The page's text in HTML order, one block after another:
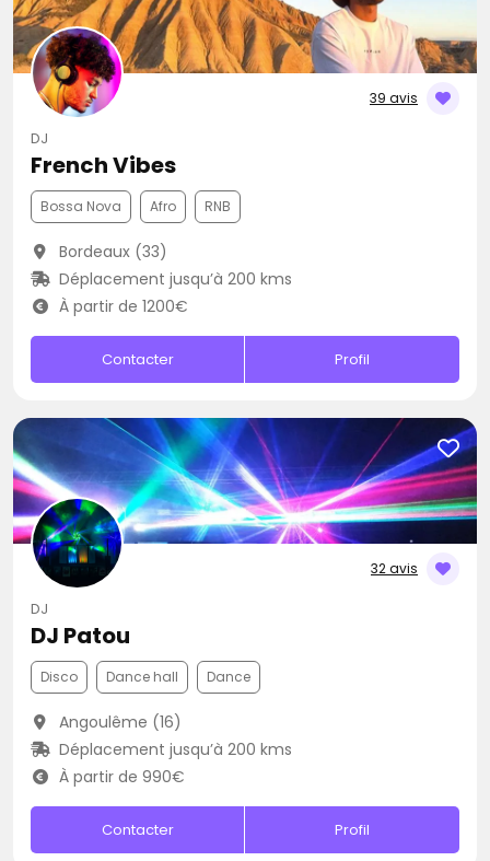
39 avis
DJ
French Vibes
Bossa Nova Afro RNB
Bordeaux (33)
Déplacement jusqu’à 200 kms
À partir de 1200€
Contacter Profil
32 avis
DJ
DJ Patou
Disco Dance hall Dance
Angoulême (16)
Déplacement jusqu’à 200 kms
À partir de 990€
Contacter Profil